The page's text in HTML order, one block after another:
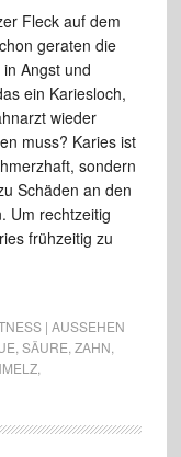
Fleck auf dem
geraten die
Angst und
ein Kariesloch,
wieder
muss? Karies ist
sondern
Schäden an den
Um rechtzeitig
frühzeitig zu
| AUSSEHEN
SÄURE ZAHN
,